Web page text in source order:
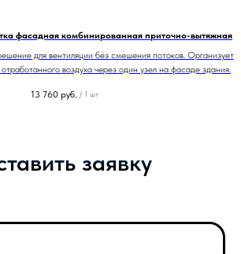
фасадная комбинированная приточно-вытяжная
для вентиляции без смешения потоков. Организует
воздуха через один узел на фасаде здания.
13 760 руб. / 1 шт
заявку